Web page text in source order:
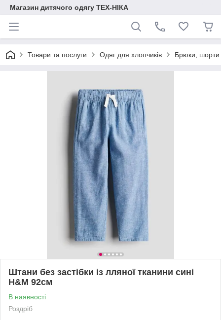
Магазин дитячого одягу ТЕХ-НІКА
Товари та послуги Одяг для хлопчиків Брюки, шорти
Штани без застібки із лляної тканини сині
H&M 92см
В наявності
Роздріб